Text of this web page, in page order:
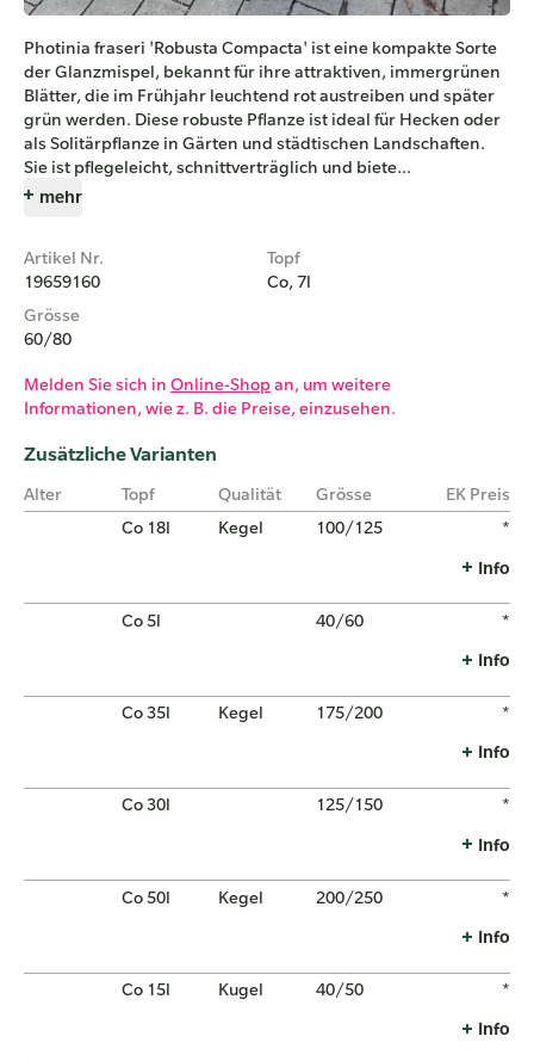
Photinia fraseri 'Robusta Compacta' ist eine kompakte Sorte
der Glanzmispel, bekannt für ihre attraktiven, immergrünen
Blätter, die im Frühjahr leuchtend rot austreiben und später
grün werden. Diese robuste Pflanze ist ideal für Hecken oder
als Solitärpflanze in Gärten und städtischen Landschaften.
Sie ist pflegeleicht, schnittverträglich und biete...
mehr
Artikel Nr.
19659160
Topf
Co, 7l
Grösse
60/80
Melden Sie sich in Online-Shopan, um weitere
Informationen, wie z. B. die Preise, einzusehen.
Zusätzliche Varianten
Alter Topf Qualität Grösse
EK Preis
Co 18l
Kegel 100/125 *
Info
Co 5l 40/60 *
Info
Co 35l Kegel 175/200 *
Info
Co 30l 125/150 *
Info
Co 50l Kegel 200/250 *
Info
Co 15l Kugel 40/50 *
Info